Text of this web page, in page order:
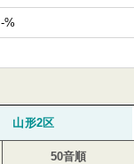
-%
山形2区
50音順